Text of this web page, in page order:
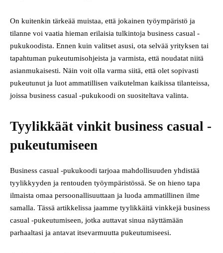
On kuitenkin tärkeää muistaa, että jokainen työympäristö ja
tilanne voi vaatia hieman erilaisia tulkintoja business casual -
pukukoodista. Ennen kuin valitset asusi, ota selvää yrityksen tai
tapahtuman pukeutumisohjeista ja varmista, että noudatat niitä
asianmukaisesti. Näin voit olla varma siitä, että olet sopivasti
pukeutunut ja luot ammatillisen vaikutelman kaikissa tilanteissa,
joissa business casual -pukukoodi on suositeltava valinta.
Tyylikkäät vinkit business casual -
pukeutumiseen
Business casual -pukukoodi tarjoaa mahdollisuuden yhdistää
tyylikkyyden ja rentouden työympäristössä. Se on hieno tapa
ilmaista omaa persoonallisuuttaan ja luoda ammatillinen ilme
samalla. Tässä artikkelissa jaamme tyylikkäitä vinkkejä business
casual -pukeutumiseen, jotka auttavat sinua näyttämään
parhaaltasi ja antavat itsevarmuutta pukeutumiseesi.